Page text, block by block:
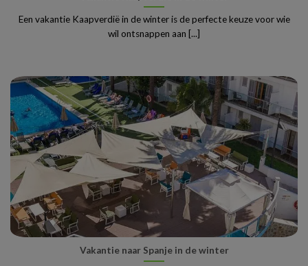
Een vakantie Kaapverdië in de winter is de perfecte keuze voor wie
wil ontsnappen aan [...]
Vakantie naar Spanje in de winter